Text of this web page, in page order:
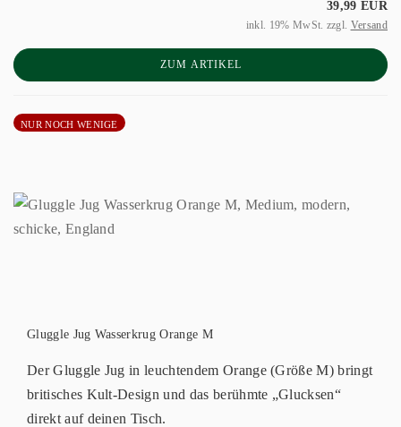
39,99 EUR
inkl. 19% MwSt. zzgl. Versand
ZUM ARTIKEL
NUR NOCH WENIGE
Gluggle Jug Wasserkrug Orange M
Der Gluggle Jug in leuchtendem Orange (Größe M) bringt
britisches Kult-Design und das berühmte „Glucksen“
direkt auf deinen Tisch.